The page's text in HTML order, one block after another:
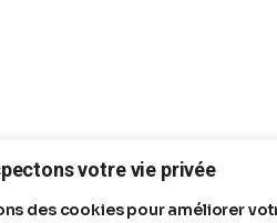
votre vie privée
des cookies pour améliorer